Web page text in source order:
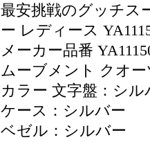
最安挑戦のグッチス
ー レディース
メーカー品番
ムーブメント クオー
カラー 文字盤：シ
ケース：シルバー
ベゼル：シルバー